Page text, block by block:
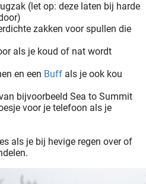
(let op: deze laten bij harde
zakken voor spullen die
als je koud of nat wordt
en een Buff als je ook kou
bijvoorbeeld Sea to Summit
voor je telefoon als je
als je bij hevige regen over of